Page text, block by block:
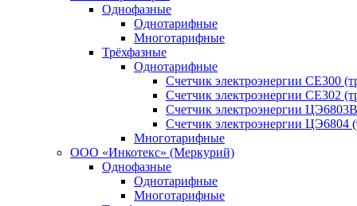
Однофазные
Однотарифные
Многотарифные
Трёхфазные
Однотарифные
Счетчик электроэнергии CE300
Счетчик электроэнергии CE302
Счетчик электроэнергии
Счетчик электроэнергии ЦЭ6804
Многотарифные
ООО «Инкотекс» (Меркурий)
Однофазные
Однотарифные
Многотарифные